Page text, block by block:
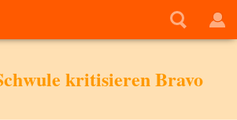
kritisieren Bravo